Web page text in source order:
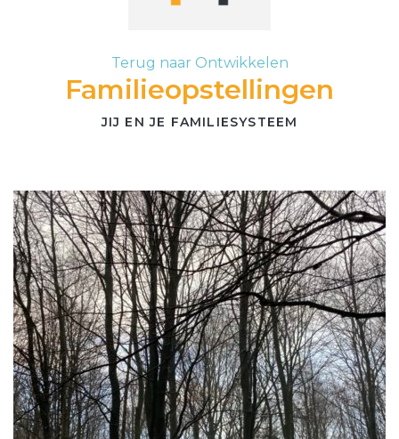
Terug naar Ontwikkelen
Familieopstellingen
JIJ EN JE FAMILIESYSTEEM